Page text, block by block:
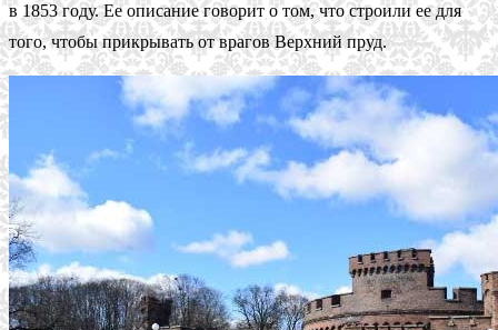
в 1853 году. Ее описание говорит о том, что строили ее для
того, чтобы прикрывать от врагов Верхний пруд.